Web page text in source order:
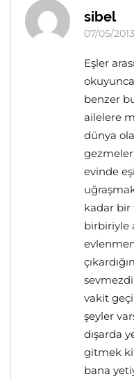
sibel
07/05/2013
Eşler
benzer
ailelere
dünya
evinde
kadar
birbiriyle
vakit
şeyler
dışarda
gitmek
bana